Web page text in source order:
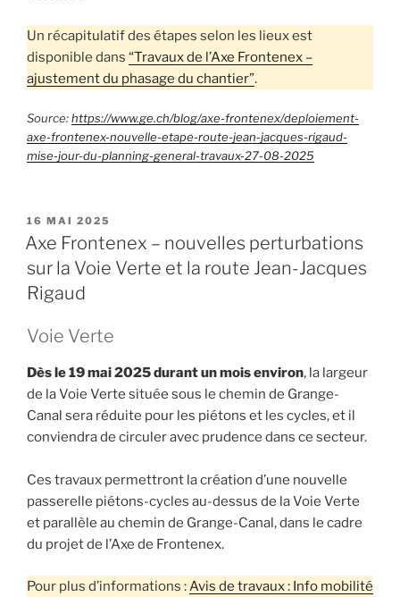
Un récapitulatif des étapes selon les lieux est
disponible dans “Travaux de l’Axe Frontenex –
ajustement du phasage du chantier”.
Source:https://www.ge.ch/blog/axe-frontenex/deploiement-
axe-frontenex-nouvelle-etape-route-jean-jacques-rigaud-
mise-jour-du-planning-general-travaux-27-08-2025
PUBLIÉ
LE
16 MAI 2025
Axe Frontenex – nouvelles perturbations
sur la Voie Verte et la route Jean-Jacques
Rigaud
Voie Verte
Dès le 19 mai 2025 durant un mois environ, la largeur
de la Voie Verte située sous le chemin de Grange-
Canal sera réduite pour les piétons et les cycles, et il
conviendra de circuler avec prudence dans ce secteur.
Ces travaux permettront la création d’une nouvelle
passerelle piétons-cycles au-dessus de la Voie Verte
et parallèle au chemin de Grange-Canal, dans le cadre
du projet de l’Axe de Frontenex.
Pour plus d’informations :Avis de travaux : Info mobilité